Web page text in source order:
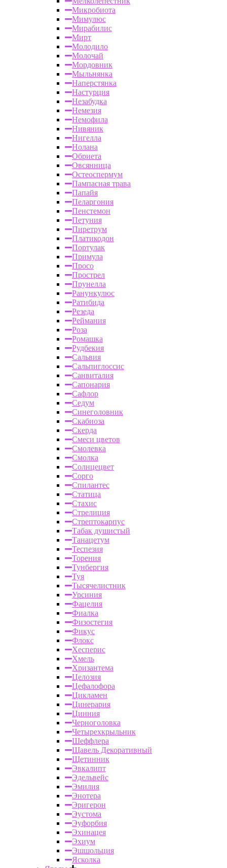
Микробиота
Мимулюс
Мирабилис
Мирт
Молодило
Молочай
Мордовник
Мыльнянка
Наперстянка
Настурция
Незабудка
Немезия
Немофила
Нивяник
Нигелла
Нолана
Обриета
Овсянница
Остеоспермум
Пампасная трава
Папайя
Пеларгония
Пенстемон
Петуния
Пиретрум
Платикодон
Портулак
Примула
Просо
Прострел
Прунелла
Ранункулюс
Ратибида
Резеда
Реймания
Роза
Ромашка
Рудбекия
Сальвия
Сальпиглоссис
Санвиталия
Сапонария
Сафлор
Седум
Синеголовник
Скабиоза
Скерда
Смеси цветов
Смолевка
Смолка
Солнцецвет
Сорго
Спилантес
Статица
Стахис
Стрелиция
Стрептокарпус
Табак душистый
Танацетум
Теспезия
Торения
Тунбергия
Туя
Тысячелистник
Урсиния
Фацелия
Фиалка
Физостегия
Фикус
Флокс
Хесперис
Хмель
Хризантема
Целозия
Цефалофора
Цикламен
Цинерария
Цинния
Черноголовка
Четырехкрыльник
Шеффлера
Щавель Декоративный
Щетинник
Эвкалипт
Эдельвейс
Эмилия
Энотера
Эригерон
Эустома
Эуфорбия
Эхинацея
Эхиум
Эшшольция
Ясколка